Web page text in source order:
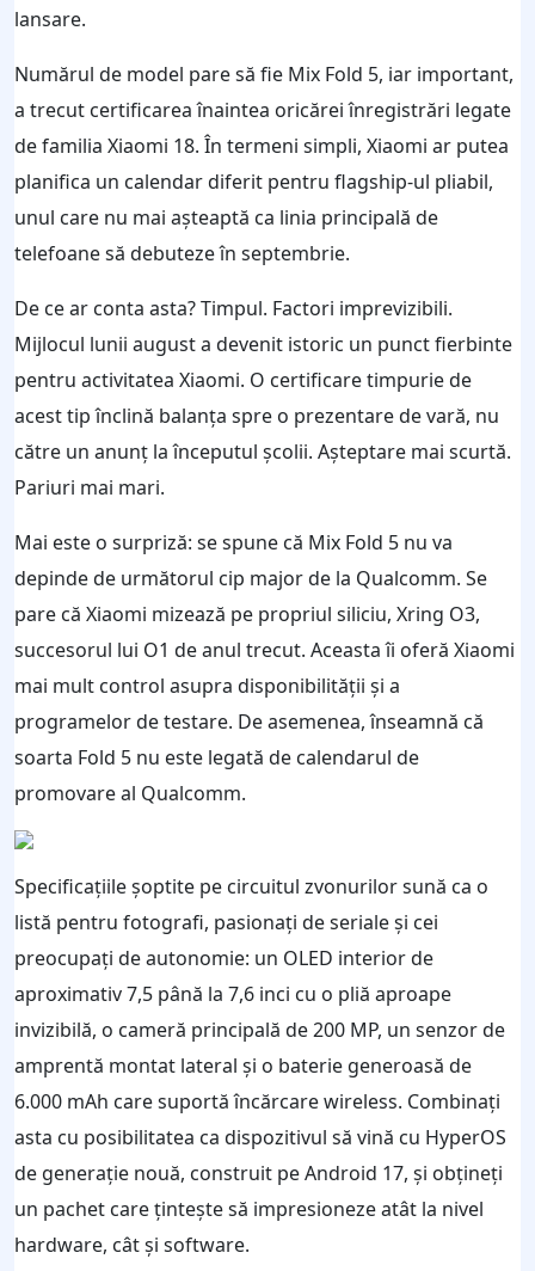
lansare.
Numărul de model pare să fie Mix Fold 5, iar important,
a trecut certificarea înaintea oricărei înregistrări legate
de familia Xiaomi 18. În termeni simpli, Xiaomi ar putea
planifica un calendar diferit pentru flagship-ul pliabil,
unul care nu mai așteaptă ca linia principală de
telefoane să debuteze în septembrie.
De ce ar conta asta? Timpul. Factori imprevizibili.
Mijlocul lunii august a devenit istoric un punct fierbinte
pentru activitatea Xiaomi. O certificare timpurie de
acest tip înclină balanța spre o prezentare de vară, nu
către un anunț la începutul școlii. Așteptare mai scurtă.
Pariuri mai mari.
Mai este o surpriză: se spune că Mix Fold 5 nu va
depinde de următorul cip major de la Qualcomm. Se
pare că Xiaomi mizează pe propriul siliciu, Xring O3,
succesorul lui O1 de anul trecut. Aceasta îi oferă Xiaomi
mai mult control asupra disponibilității și a
programelor de testare. De asemenea, înseamnă că
soarta Fold 5 nu este legată de calendarul de
promovare al Qualcomm.
Specificațiile șoptite pe circuitul zvonurilor sună ca o
listă pentru fotografi, pasionați de seriale și cei
preocupați de autonomie: un OLED interior de
aproximativ 7,5 până la 7,6 inci cu o pliă aproape
invizibilă, o cameră principală de 200 MP, un senzor de
amprentă montat lateral și o baterie generoasă de
6.000 mAh care suportă încărcare wireless. Combinați
asta cu posibilitatea ca dispozitivul să vină cu HyperOS
de generație nouă, construit pe Android 17, și obțineți
un pachet care țintește să impresioneze atât la nivel
hardware, cât și software.